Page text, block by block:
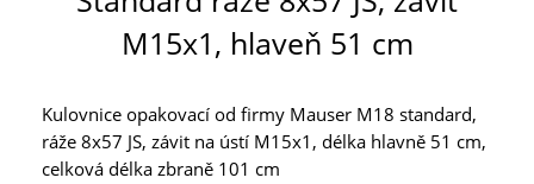
M15x1, hlaveň 51 cm
Kulovnice opakovací od firmy Mauser M18 standard,
ráže 8x57 JS, závit na ústí M15x1, délka hlavně 51 cm,
celková délka zbraně 101 cm